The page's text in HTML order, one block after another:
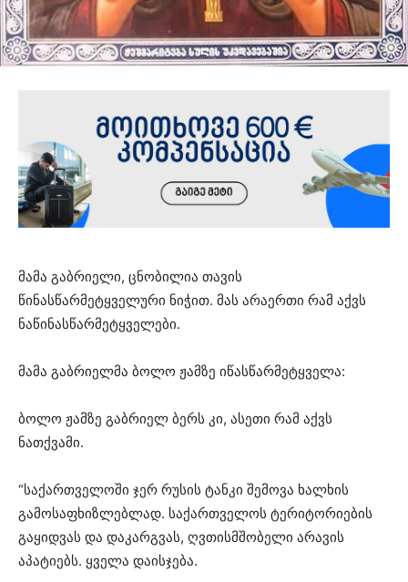
მამა გაბრიელი, ცნობილია თავის
წინასწარმეტყველური ნიჭით. მას არაერთი რამ აქვს
ნაწინასწარმეტყველები.
მამა გაბრიელმა ბოლო ჟამზე იწასწარმეტყველა:
ბოლო ჟამზე გაბრიელ ბერს კი, ასეთი რამ აქვს
ნათქვამი.
“საქართველოში ჯერ რუსის ტანკი შემოვა ხალხის
გამოსაფხიზლებლად. საქართველოს ტერიტორიების
გაყიდვას და დაკარგვას, ღვთისმშობელი არავის
აპატიებს. ყველა დაისჯება.